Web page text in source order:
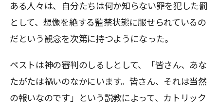
ある人々は、自分たちは何か知らない罪を犯した罰
として、想像を絶する監禁状態に服せられているの
だという観念を次第に持つようになった。
ペストは神の審判のしるしとして、「皆さん、あな
たがたは禍いのなかにいます。皆さん、それは当然
の報いなのです」という説教によって、カトリック